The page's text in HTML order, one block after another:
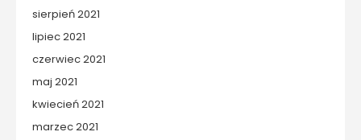
sierpień 2021
lipiec 2021
czerwiec 2021
maj 2021
kwiecień 2021
marzec 2021